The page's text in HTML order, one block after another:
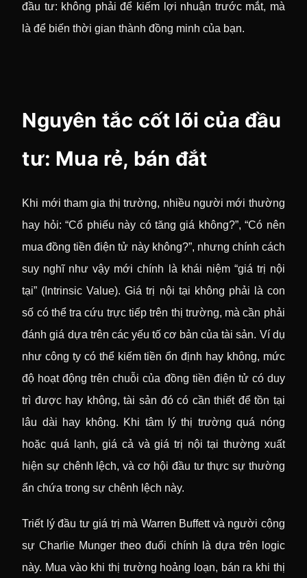
đầu tư: không phải để kiếm lợi nhuận trước mắt, mà
là để biến thời gian thành đồng minh của bạn.
Nguyên tắc cốt lõi của đầu
tư: Mua rẻ, bán đắt
Khi mới tham gia thị trường, nhiều người mới thường
hay hỏi: “Cổ phiếu này có tăng giá không?”, “Có nên
mua đồng tiền điện tử này không?”, nhưng chính cách
suy nghĩ như vậy mới chính là khái niệm “giá trị nội
tại” (Intrinsic Value). Giá trị nội tại không phải là con
số có thể tra cứu trực tiếp trên thị trường, mà cần phải
đánh giá dựa trên các yếu tố cơ bản của tài sản. Ví dụ
như công ty có thể kiếm tiền ổn định hay không, mức
độ hoạt động trên chuỗi của đồng tiền điện tử có duy
trì được hay không, tài sản đó có cần thiết để tồn tại
lâu dài hay không. Khi tâm lý thị trường quá nóng
hoặc quá lạnh, giá cả và giá trị nội tại thường xuất
hiện sự chênh lệch, và cơ hội đầu tư thực sự thường
ẩn chứa trong sự chênh lệch này.
Triết lý đầu tư giá trị mà Warren Buffett và người cộng
sự Charlie Munger theo đuổi chính là dựa trên logic
này. Mua vào khi thị trường hoảng loạn, bán ra khi thị